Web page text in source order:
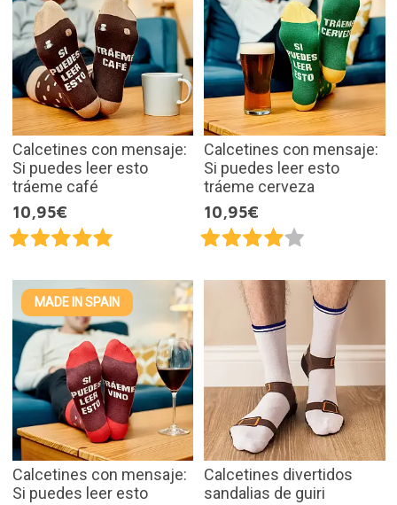
Calcetines con mensaje:
Si puedes leer esto
tráeme café
10,95€
Calcetines con mensaje:
Si puedes leer esto
tráeme cerveza
10,95€
MADE IN SPAIN
Calcetines con mensaje:
Si puedes leer esto
Calcetines divertidos
sandalias de guiri